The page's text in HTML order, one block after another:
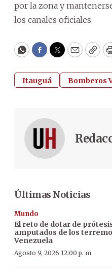
por la zona y
los canales oficiales.
WhatsApp
Facebook
Twitter
Email
Itauguá Bomberos
Últimas Noticias
Mundo
El reto de dotar de
amputados de los
Venezuela
Agosto 9, 2026 12:00 p. m.